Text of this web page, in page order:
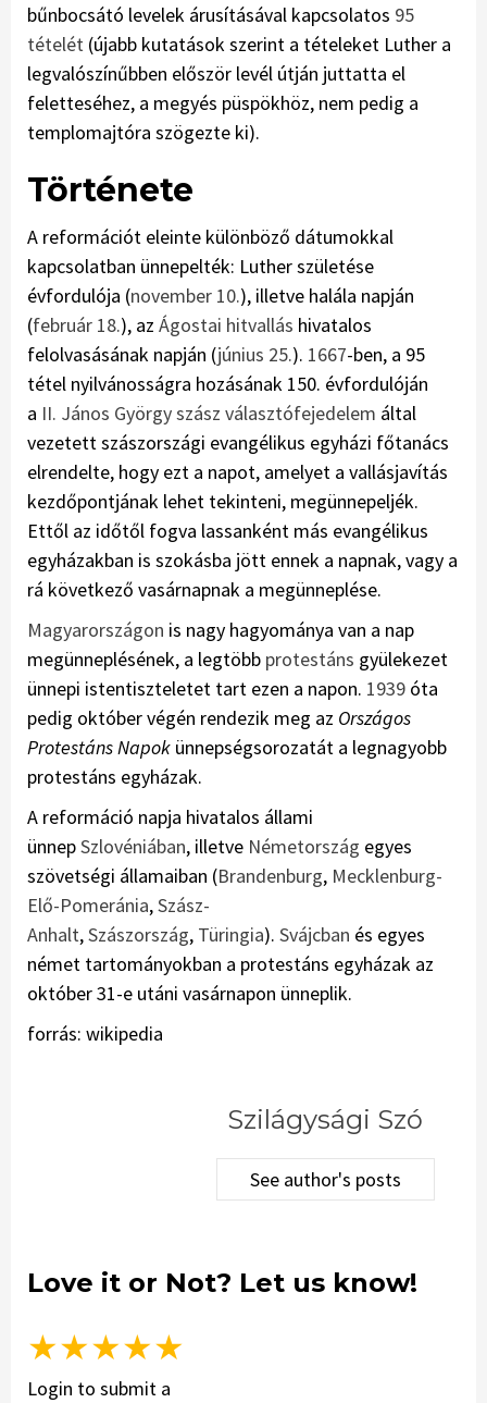
bűnbocsátó levelek árusításával kapcsolatos 95
tételét (újabb kutatások szerint a tételeket Luther a
legvalószínűbben először levél útján juttatta el
feletteséhez, a megyés püspökhöz, nem pedig a
templomajtóra szögezte ki).
Története
A reformációt eleinte különböző dátumokkal
kapcsolatban ünnepelték: Luther születése
évfordulója (november 10.), illetve halála napján
(február 18.), az Ágostai hitvallás hivatalos
felolvasásának napján (június 25.). 1667-ben, a 95
tétel nyilvánosságra hozásának 150. évfordulóján
a II. János György szász választófejedelem által
vezetett szászországi evangélikus egyházi főtanács
elrendelte, hogy ezt a napot, amelyet a vallásjavítás
kezdőpontjának lehet tekinteni, megünnepeljék.
Ettől az időtől fogva lassanként más evangélikus
egyházakban is szokásba jött ennek a napnak, vagy a
rá következő vasárnapnak a megünneplése.
Magyarországon is nagy hagyománya van a nap
megünneplésének, a legtöbb protestáns gyülekezet
ünnepi istentiszteletet tart ezen a napon. 1939 óta
pedig október végén rendezik meg az Országos
Protestáns Napok ünnepségsorozatát a legnagyobb
protestáns egyházak.
A reformáció napja hivatalos állami
ünnepSzlovéniában, illetve Németország egyes
szövetségi államaiban (Brandenburg, Mecklenburg-
Elő-Pomeránia,Szász-
Anhalt,Szászország, Türingia). Svájcban és egyes
német tartományokban a protestáns egyházak az
október 31-e utáni vasárnapon ünneplik.
forrás: wikipedia
Szilágysági Szó
See author's posts
Love it or Not? Let us know!
★★★★★
Login to submit a